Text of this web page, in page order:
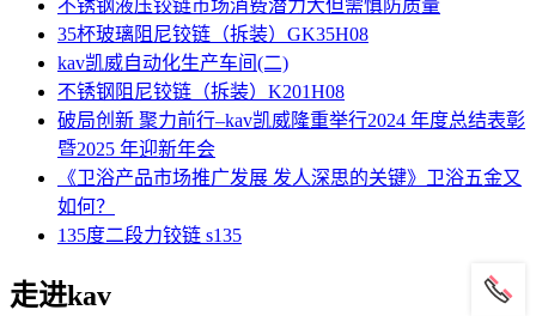
不锈钢液压铰链市场消费潜力大但需慎防质量
35杯玻璃阻尼铰链（拆装）GK35H08
kav凯威自动化生产车间(二)
不锈钢阻尼铰链（拆装）K201H08
破局创新 聚力前行–kav凯威隆重举行2024 年度总结表彰
暨2025 年迎新年会
《卫浴产品市场推广发展 发人深思的关键》卫浴五金又
如何？
135度二段力铰链 s135
走进kav